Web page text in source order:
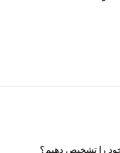
را تشخیص دهیم؟